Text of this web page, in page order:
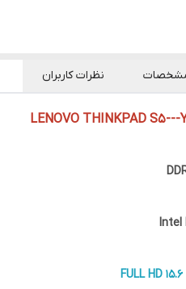
نظرات کاربران
FULL HD